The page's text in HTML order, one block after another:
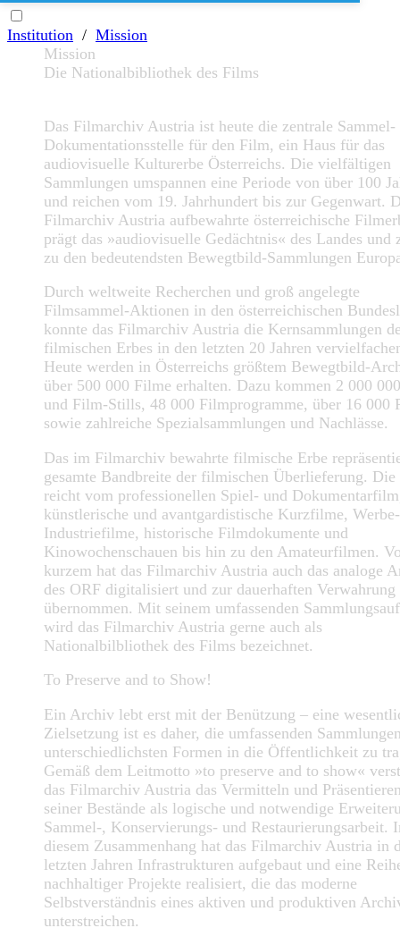
Institution / Mission
Mission
Die Nationalbibliothek des Films
Das Filmarchiv Austria ist heute die zentrale Sammel-
Dokumentationsstelle für den Film, ein Haus für das
audiovisuelle Kulturerbe Österreichs. Die vielfältigen
Sammlungen umspannen eine Periode von über 100
und reichen vom 19. Jahrhundert bis zur Gegenwart.
Filmarchiv Austria aufbewahrte österreichische
prägt das »audiovisuelle Gedächtnis« des Landes und
zu den bedeutendsten Bewegtbild-Sammlungen
Durch weltweite Recherchen und groß angelegte
Filmsammel-Aktionen in den österreichischen
konnte das Filmarchiv Austria die Kernsammlungen
filmischen Erbes in den letzten 20 Jahren
Heute werden in Österreichs größtem Bewegtbild-
über 500 000 Filme erhalten. Dazu kommen 2 000
und Film-Stills, 48 000 Filmprogramme, über 16 000
sowie zahlreiche Spezialsammlungen und Nachlässe.
Das im Filmarchiv bewahrte filmische Erbe
gesamte Bandbreite der filmischen Überlieferung. Die
reicht vom professionellen Spiel- und
künstlerische und avantgardistische Kurzfilme,
Industriefilme, historische Filmdokumente und
Kinowochenschauen bis hin zu den Amateurfilmen.
kurzem hat das Filmarchiv Austria auch das analoge
des ORF digitalisiert und zur dauerhaften Verwahrung
übernommen. Mit seinem umfassenden
wird das Filmarchiv Austria gerne auch als
Nationalbilbliothek des Films bezeichnet.
To Preserve and to Show!
Ein Archiv lebt erst mit der Benützung – eine
Zielsetzung ist es daher, die umfassenden
unterschiedlichsten Formen in die Öffentlichkeit zu
Gemäß dem Leitmotto »to preserve and to show«
das Filmarchiv Austria das Vermitteln und
seiner Bestände als logische und notwendige
Sammel-, Konservierungs- und Restaurierungsarbeit.
diesem Zusammenhang hat das Filmarchiv Austria in
letzten Jahren Infrastrukturen aufgebaut und eine
nachhaltiger Projekte realisiert, die das moderne
Selbstverständnis eines aktiven und produktiven
unterstreichen.